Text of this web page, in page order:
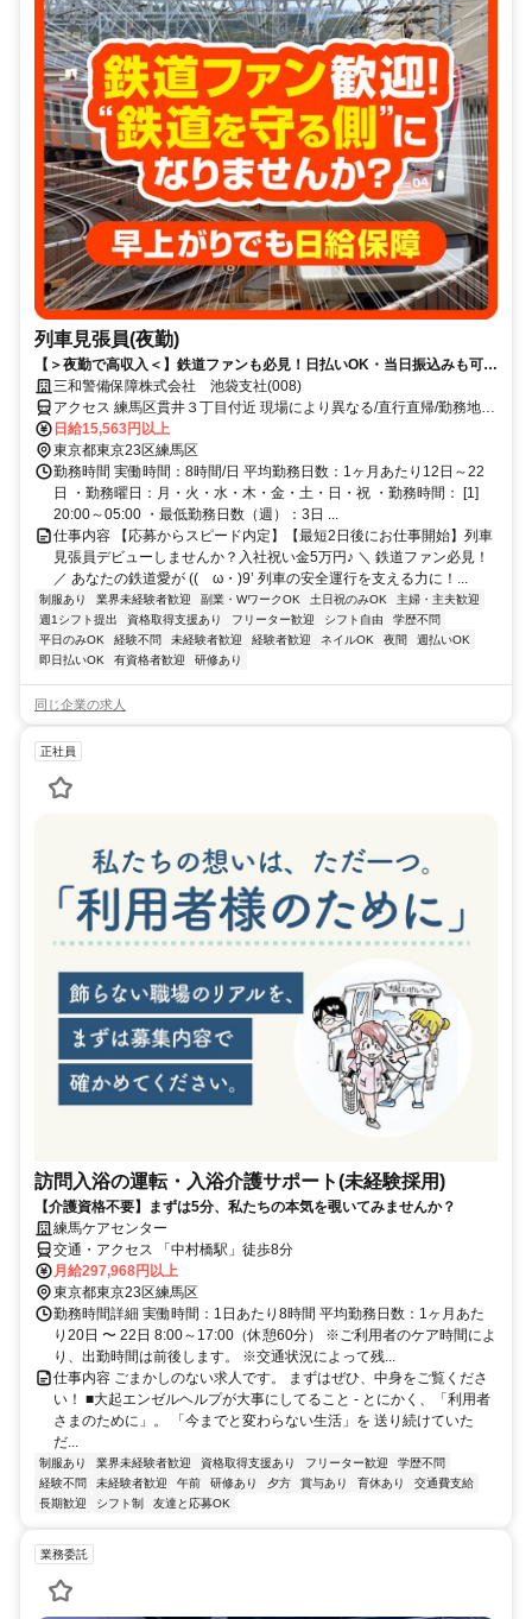
列車見張員(夜勤)
【＞夜勤で高収入＜】鉄道ファンも必見！日払いOK・当日振込みも可能
♪
三和警備保障株式会社 池袋支社(008)
アクセス 練馬区貫井３丁目付近 現場により異なる/直行直帰/勤務地相
談可 ■電話面接■来社不要■即日勤務
日給15,563円以上
東京都東京23区練馬区
勤務時間 実働時間：8時間/日 平均勤務日数：1ヶ月あたり12日～22
日 ・勤務曜日：月・火・水・木・金・土・日・祝 ・勤務時間： [1]
20:00～05:00 ・最低勤務日数（週）：3日 ...
仕事内容 【応募からスピード内定】【最短2日後にお仕事開始】列車
見張員デビューしませんか？入社祝い金5万円♪ ＼ 鉄道ファン必見！
／ あなたの鉄道愛が ((ゝω・)9’ 列車の安全運行を支える力に！...
制服あり 業界未経験者歓迎 副業・WワークOK 土日祝のみOK
主婦・主夫歓迎
週1シフト提出
資格取得支援あり フリーター歓迎 シフト自由
学歴不問
平日のみOK
経験不問 未経験者歓迎 経験者歓迎 ネイルOK 夜間
週払いOK
即日払いOK
有資格者歓迎 研修あり
同じ企業の求人
正社員
訪問入浴の運転・入浴介護サポート(未経験採用)
【介護資格不要】まずは5分、私たちの本気を覗いてみませんか？
練馬ケアセンター
交通・アクセス 「中村橋駅」徒歩8分
月給297,968円以上
東京都東京23区練馬区
勤務時間詳細 実働時間：1日あたり8時間 平均勤務日数：1ヶ月あた
り20日 〜 22日 8:00～17:00（休憩60分） ※ご利用者のケア時間によ
り、出勤時間は前後します。 ※交通状況によって残...
仕事内容 ごまかしのない求人です。 まずはぜひ、中身をご覧くださ
い！ ■大起エンゼルヘルプが大事にしてること - とにかく、「利用者
さまのために」。 「今までと変わらない生活」を 送り続けていた
だ...
制服あり 業界未経験者歓迎 資格取得支援あり フリーター歓迎
学歴不問
経験不問
未経験者歓迎 午前 研修あり 夕方 賞与あり 育休あり
交通費支給
長期歓迎
シフト制 友達と応募OK
業務委託